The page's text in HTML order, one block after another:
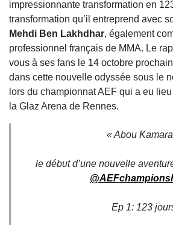
impressionnante transformation en
transformation qu’il entreprend avec
Mehdi Ben Lakhdhar, également
professionnel français de MMA. Le
vous à ses fans le 14 octobre
dans cette nouvelle odyssée sous le
lors du championnat AEF qui a eu
la Glaz Arena de Rennes.
« Abou
le début d’une nouvelle
Ep 1: 123